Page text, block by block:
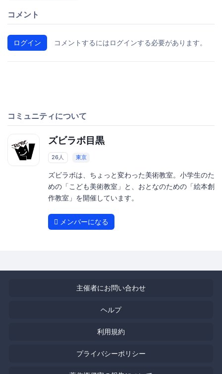
コメント
ログイン コメントするにはログインする必要があります。
コミュニティについて
ズビラボ目黒
26人 東京
ズビラボは、ちょっと変わった美術教室。小学生のた
めの「こども美術教室」と、おとなのための「絵本創
作教室」を開催しています。
メンバーになる
主催者にお問い合わせ
ヘルプ
利用規約
プライバシーポリシー